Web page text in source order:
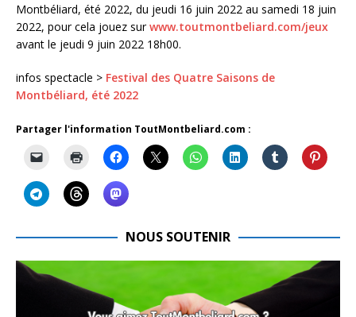
Montbéliard, été 2022, du jeudi 16 juin 2022 au samedi 18 juin
2022, pour cela jouez surwww.toutmontbeliard.com/jeux
avant le jeudi 9 juin 2022 18h00.
infos spectacle > Festival des Quatre Saisons de
Montbéliard, été 2022
Partager l'information ToutMontbeliard.com :
NOUS SOUTENIR